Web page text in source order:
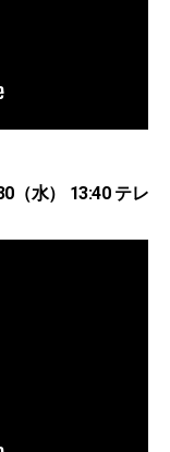
（水） 13:40 テレ